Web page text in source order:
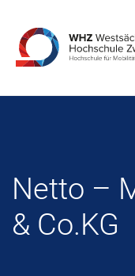
Netto –
& Co.KG